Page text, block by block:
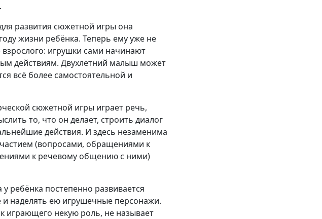
развития сюжетной игры она
жизни ребёнка. Теперь ему уже не
игрушки сами начинают
действиям. Двухлетний малыш может
всё более самостоятельной и
сюжетной игры играет речь,
то, что он делает, строить диалог
действия. И здесь незаменима
(вопросами, обращениями к
к речевому общению с ними)
ребёнка постепенно развивается
и наделять ею игрушечные персонажи.
играющего некую роль, не называет